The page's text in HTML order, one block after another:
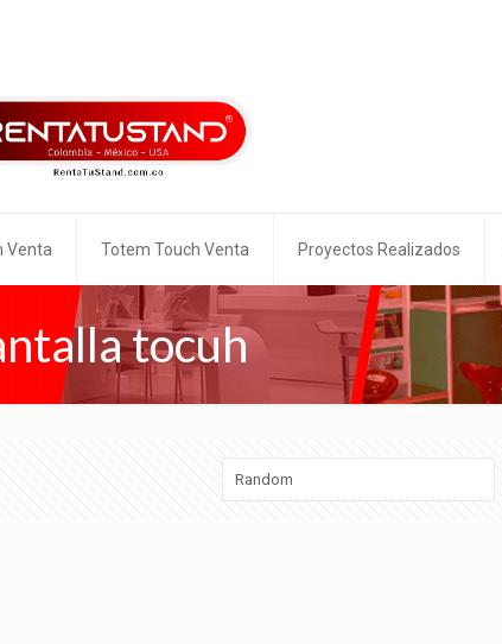
Venta Totem Touch Venta Proyectos Realizados
tocuh